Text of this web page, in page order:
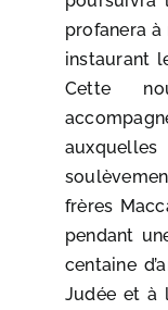
profanera à
instaurant
Cette
frères
pendant
centaine
Judée et à